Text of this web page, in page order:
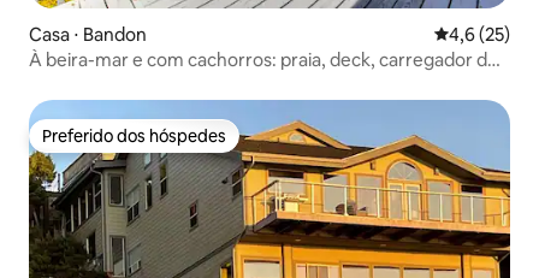
Casa ⋅ Bandon 4,6 de uma
4,6 (25)
À beira-mar e com cachorros: praia, deck, carregador de
Preferido dos hóspedes
Preferido dos hóspedes